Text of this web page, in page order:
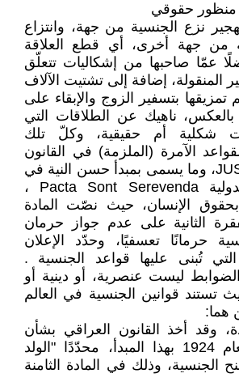
منظور حقوقي
نزع الجنسية من جهة، وانتزاع
من جهة أخرى، أي قطع العلاقة
عمّا صاحبها من إشكاليات تتعلّق
المنقولة، إضافة إلى تشتيت الآلاف
بتسفير الزوج والإبقاء على
بالعكس، ناهيك عن الطلاقات التي
شكلية أم حقيقية، وكلّ تلك
الآمرة (الملزمة) في القانون
الدولي JUS COGENS، وما يسمى بمبدأ حسن النية في
تنفيذ الالتزامات الدولية Pacta Sont Serevenda ،
الإنسان، حيث نصّت المادة
الثانية على عدم جواز حرمان
حرمانًا تعسفيًا، وحدّد الإعلان
التي تُبنى عليها قواعد الجنسية .
ليست عنصرية، أو دينية أو
تستند قوانين الجنسية في العالم
هما:
وقد أخذ القانون العراقي بشأن
الجنسية الصادر العام 1924 بهذا المبدأ، محدّدًا "الولد
الجنسية، وذلك في المادة الثامنة